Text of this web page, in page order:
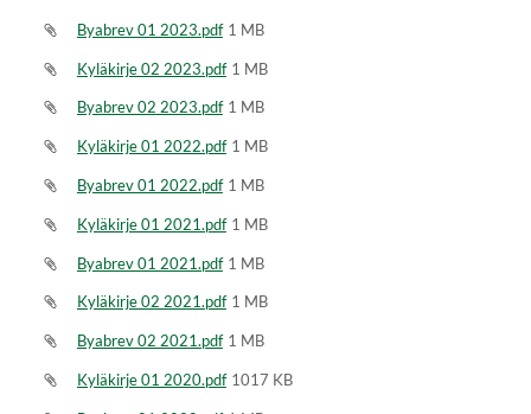
Byabrev 01 2023.pdf 1 MB
Kyläkirje 02 2023.pdf 1 MB
Byabrev 02 2023.pdf 1 MB
Kyläkirje 01 2022.pdf 1 MB
Byabrev 01 2022.pdf 1 MB
Kyläkirje 01 2021.pdf 1 MB
Byabrev 01 2021.pdf 1 MB
Kyläkirje 02 2021.pdf 1 MB
Byabrev 02 2021.pdf 1 MB
Kyläkirje 01 2020.pdf 1017 KB